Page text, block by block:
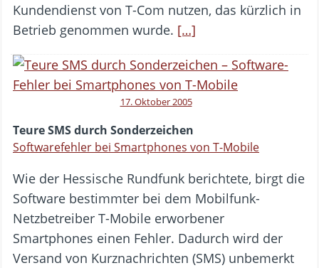
Kundendienst von T-Com nutzen, das kürzlich in
Betrieb genommen wurde. […]
17. Oktober 2005
Teure SMS durch Sonderzeichen
Softwarefehler bei Smartphones von T-Mobile
Wie der Hessische Rundfunk berichtete, birgt die
Software bestimmter bei dem Mobilfunk-
Netzbetreiber T-Mobile erworbener
Smartphones einen Fehler. Dadurch wird der
Versand von Kurznachrichten (SMS) unbemerkt